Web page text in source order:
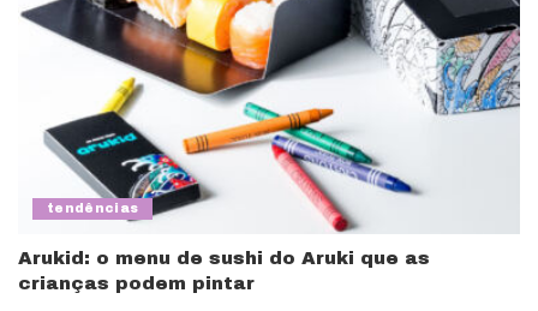
tendências
Arukid: o menu de sushi do Aruki que as
crianças podem pintar